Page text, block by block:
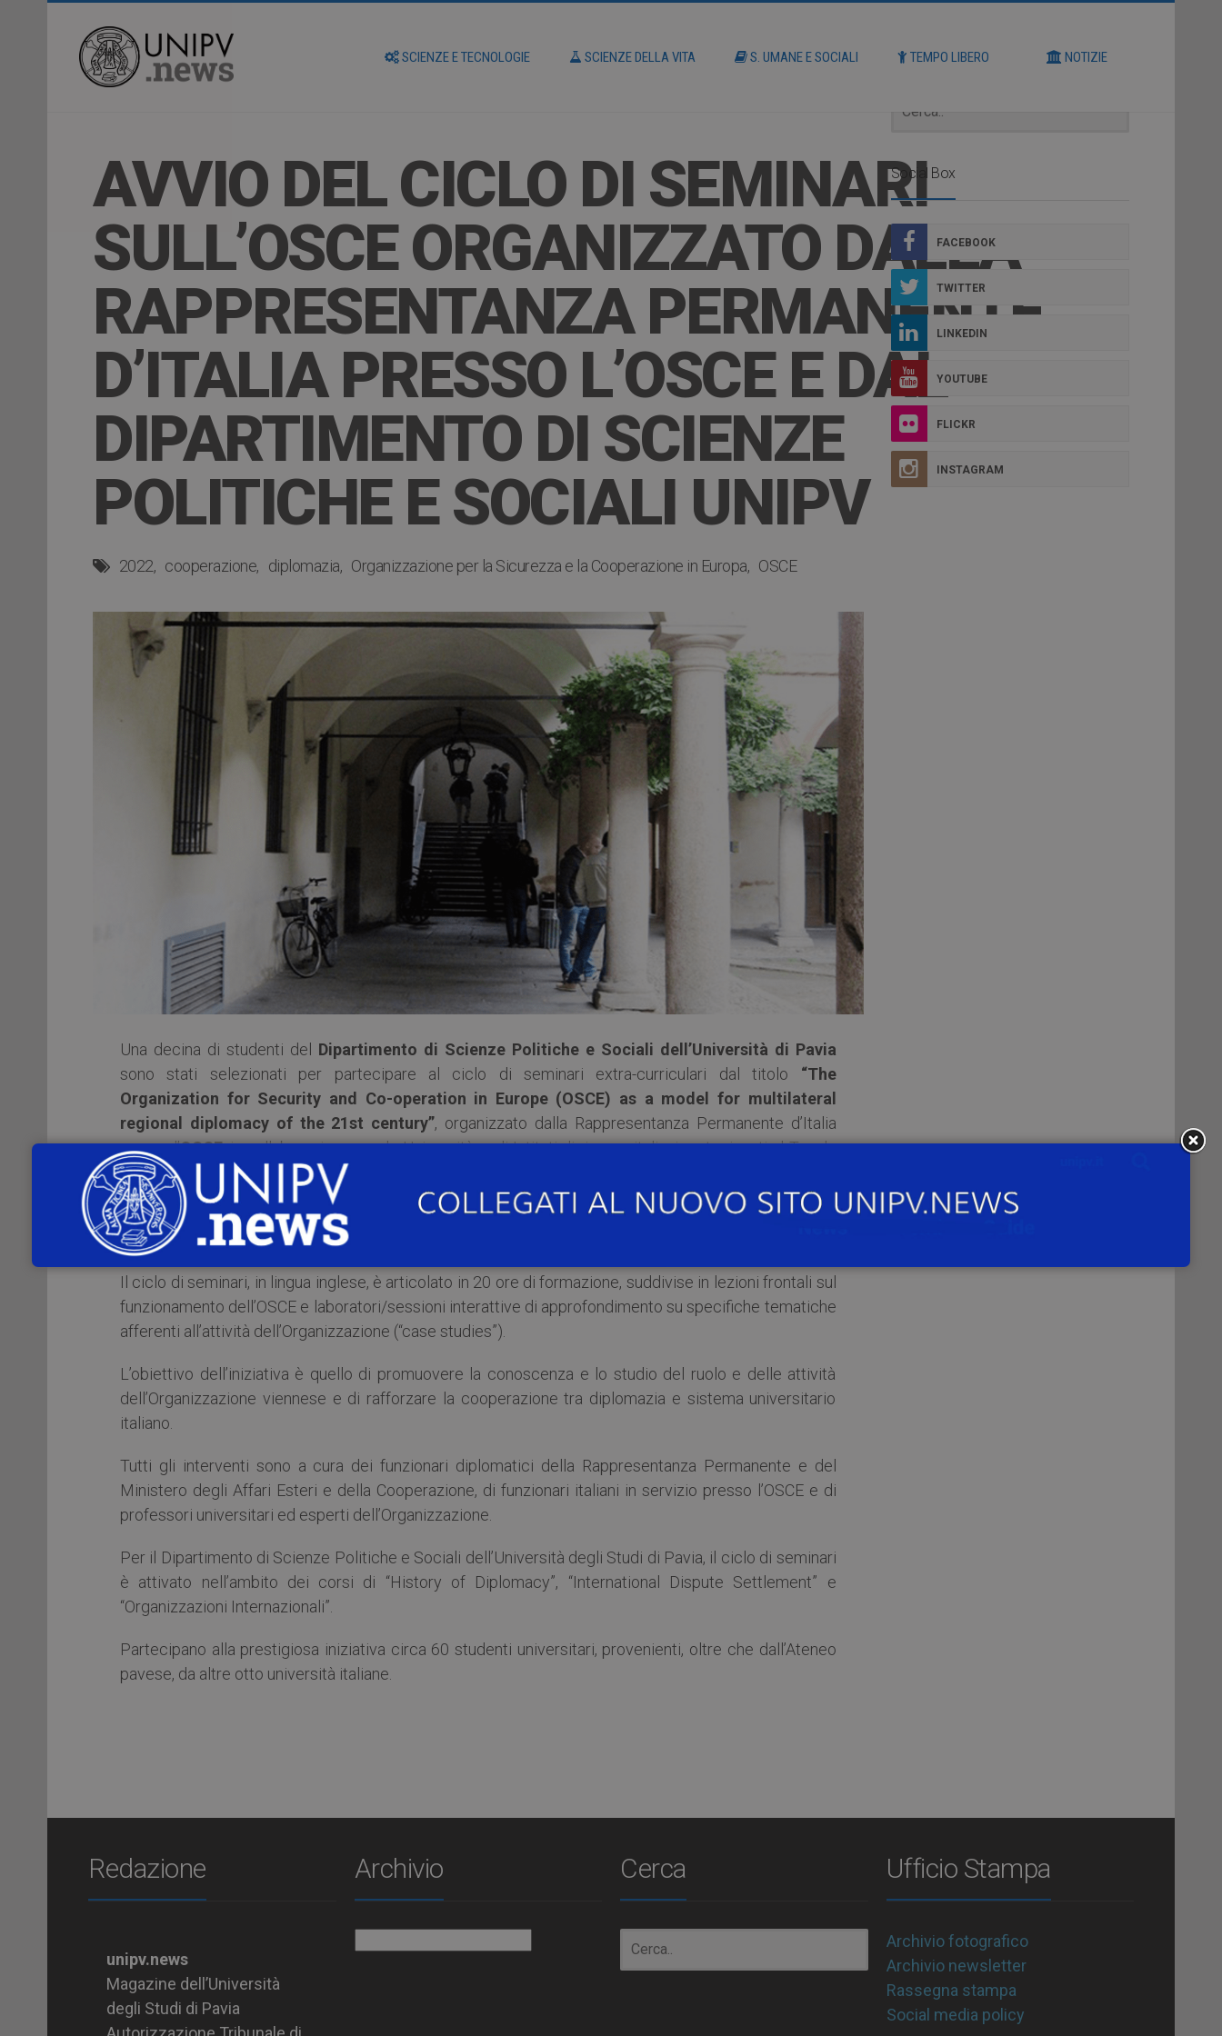
SCIENZE E TECNOLOGIE SCIENZE DELLA VITA S. UMANE E SOCIALI TEMPO LIBERO NOTIZIE
AVVIO DEL CICLO DI SEMINARI
SULL’OSCE ORGANIZZATO DALLA
RAPPRESENTANZA PERMANENTE
D’ITALIA PRESSO L’OSCE E DAL
DIPARTIMENTO DI SCIENZE
POLITICHE E SOCIALI UNIPV
2022 cooperazione diplomazia Organizzazione per la Sicurezza e la Cooperazione in Europa OSCE
Una decina di studenti del Dipartimento di Scienze Politiche e Sociali dell’Università di Pavia
sono stati selezionati per partecipare al ciclo di seminari extra-curriculari dal titolo “The
Organization for Security and Co-operation in Europe (OSCE) as a model for multilateral
regional diplomacy of the 21st century”, organizzato dalla Rappresentanza Permanente d’Italia
presso l’OSCE, in collaborazione con le Università e gli Istituti di ricerca italiani partecipanti al Tavolo
Nazionale OSCE.
L’iniziativa, che si terrà da marzo a maggio 2022, è stata inaugurata martedì 1 marzo dal
Sottosegretario agli Affari Esteri e alla Cooperazione Internazionale,
Il ciclo di seminari, in lingua inglese, è articolato in 20 ore di formazione, suddivise in lezioni frontali sul
funzionamento dell’OSCE e laboratori/sessioni interattive di approfondimento su specifiche tematiche
afferenti all’attività dell’Organizzazione (“case studies”).
L’obiettivo dell’iniziativa è quello di promuovere la conoscenza e lo studio del ruolo e delle attività
dell’Organizzazione viennese e di rafforzare la cooperazione tra diplomazia e sistema universitario
italiano.
Tutti gli interventi sono a cura dei funzionari diplomatici della Rappresentanza Permanente e del
Ministero degli Affari Esteri e della Cooperazione, di funzionari italiani in servizio presso l’OSCE e di
professori universitari ed esperti dell’Organizzazione.
Per il Dipartimento di Scienze Politiche e Sociali dell’Università degli Studi di Pavia, il ciclo di seminari
è attivato nell’ambito dei corsi di “History of Diplomacy”, “International Dispute Settlement” e
“Organizzazioni Internazionali”.
Partecipano alla prestigiosa iniziativa circa 60 studenti universitari, provenienti, oltre che dall’Ateneo
pavese, da altre otto università italiane.
Social Box
FACEBOOK
TWITTER
LINKEDIN
YOUTUBE
FLICKR
INSTAGRAM
Redazione
unipv.news
Magazine dell’Università
degli Studi di Pavia
Archivio Cerca Ufficio Stampa
Archivio fotografico
Archivio newsletter
Rassegna stampa
Social media policy